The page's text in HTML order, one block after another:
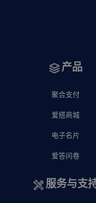
产品
聚合支付
爱搭商城
电子名片
爱答问卷
服务与支